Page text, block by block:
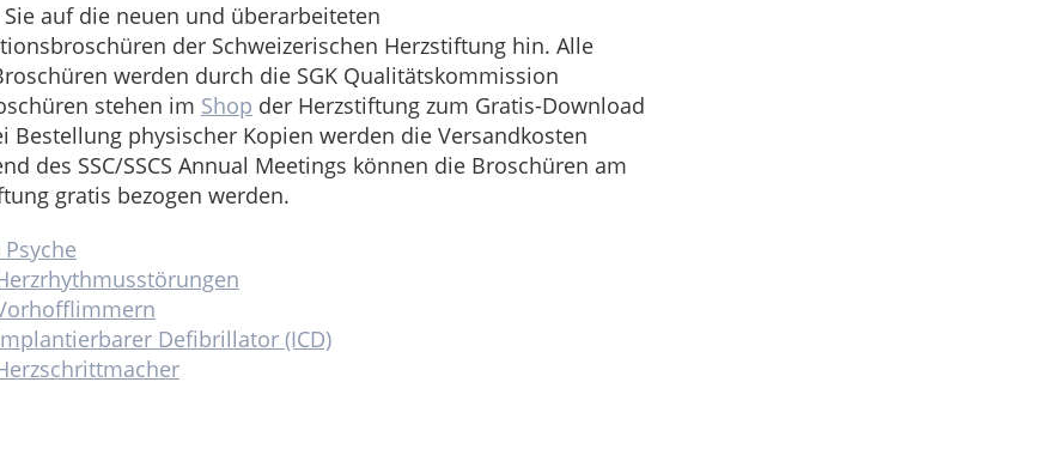
auf die neuen und überarbeiteten
der Schweizerischen Herzstiftung hin. Alle
werden durch die SGK Qualitätskommission
stehen im Shop der Herzstiftung zum Gratis-Download
Bestellung physischer Kopien werden die Versandkosten
des SSC/SSCS Annual Meetings können die Broschüren am
gratis bezogen werden.
Defibrillator (ICD)